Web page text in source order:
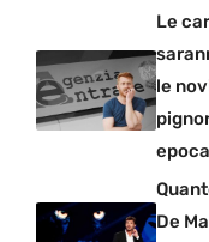
Le
le
De